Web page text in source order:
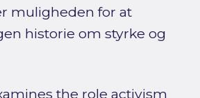
muligheden for at
historie om styrke og
the role activism